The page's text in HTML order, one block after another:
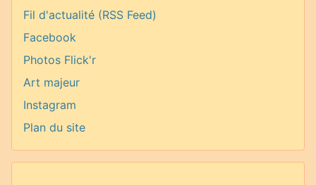
Fil d'actualité (RSS Feed)
Facebook
Photos Flick'r
Art majeur
Instagram
Plan du site